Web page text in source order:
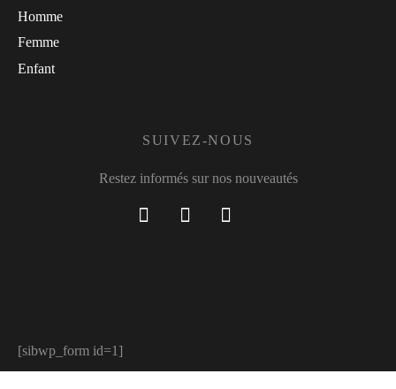
Homme
Femme
Enfant
SUIVEZ-NOUS
Restez informés sur nos nouveautés
[sibwp_form id=1]